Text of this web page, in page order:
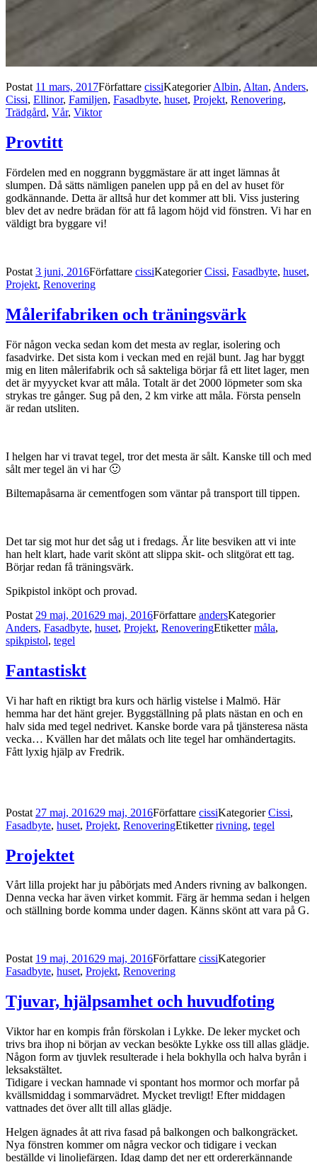
Postat 11 mars, 2017Författare cissiKategorierAlbin, Altan, Anders,
Cissi, Ellinor, Familjen, Fasadbyte, huset, Projekt, Renovering,
Trädgård, Vår, Viktor
Provtitt
Fördelen med en noggrann byggmästare är att inget lämnas åt
slumpen. Då sätts nämligen panelen upp på en del av huset för
godkännande. Detta är alltså hur det kommer att bli. Viss justering
blev det av nedre brädan för att få lagom höjd vid fönstren. Vi har en
väldigt bra byggare vi!
Postat 3 juni, 2016Författare cissiKategorierCissi, Fasadbyte, huset,
Projekt, Renovering
Målerifabriken och träningsvärk
För någon vecka sedan kom det mesta av reglar, isolering och
fasadvirke. Det sista kom i veckan med en rejäl bunt. Jag har byggt
mig en liten målerifabrik och så sakteliga börjar få ett litet lager, men
det är myyycket kvar att måla. Totalt är det 2000 löpmeter som ska
strykas tre gånger. Sug på den, 2 km virke att måla. Första penseln
är redan utsliten.
I helgen har vi travat tegel, tror det mesta är sålt. Kanske till och med
sålt mer tegel än vi har 🙂
Biltemapåsarna är cementfogen som väntar på transport till tippen.
Det tar sig mot hur det såg ut i fredags. Är lite besviken att vi inte
han helt klart, hade varit skönt att slippa skit- och slitgörat ett tag.
Börjar redan få träningsvärk.
Spikpistol inköpt och provad.
Postat 29 maj, 201629 maj, 2016Författare andersKategorier
Anders, Fasadbyte, huset, Projekt, RenoveringEtikettermåla,
spikpistol, tegel
Fantastiskt
Vi har haft en riktigt bra kurs och härlig vistelse i Malmö. Här
hemma har det hänt grejer. Byggställning på plats nästan en och en
halv sida med tegel nedrivet. Kanske borde vara på tjänsteresa nästa
vecka… Kvällen har det målats och lite tegel har omhändertagits.
Fått lyxig hjälp av Fredrik.
Postat 27 maj, 201629 maj, 2016Författare cissiKategorierCissi,
Fasadbyte, huset, Projekt, RenoveringEtiketterrivning, tegel
Projektet
Vårt lilla projekt har ju påbörjats med Anders rivning av balkongen.
Denna vecka har även virket kommit. Färg är hemma sedan i helgen
och ställning borde komma under dagen. Känns skönt att vara på G.
Postat 19 maj, 201629 maj, 2016Författare cissiKategorier
Fasadbyte, huset, Projekt, Renovering
Tjuvar, hjälpsamhet och huvudfoting
Viktor har en kompis från förskolan i Lykke. De leker mycket och
trivs bra ihop ni början av veckan besökte Lykke oss till allas glädje.
Någon form av tjuvlek resulterade i hela bokhylla och halva byrån i
leksakstältet.
Tidigare i veckan hamnade vi spontant hos mormor och morfar på
kvällsmiddag i sommarvädret. Mycket trevligt! Efter middagen
vattnades det över allt till allas glädje.
Helgen ägnades åt att riva fasad på balkongen och balkongräcket.
Nya fönstren kommer om några veckor och tidigare i veckan
beställde vi linoljefärgen. Idag damp det ner ett ordererkännande